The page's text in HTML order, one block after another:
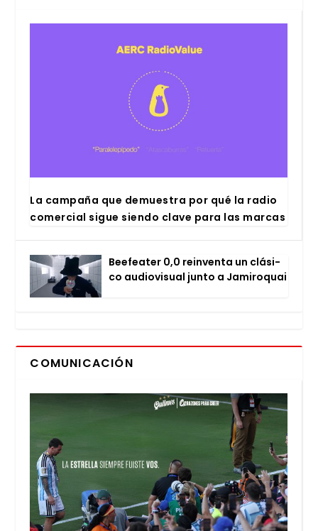
La cam­pa­ña que demues­tra por qué la radio
comer­cial sigue sien­do cla­ve para las mar­cas
Bee­fea­ter 0,0 rein­ven­ta un clá­si­
co audio­vi­sual jun­to a Jami­ro­quai
COMUNICACIÓN